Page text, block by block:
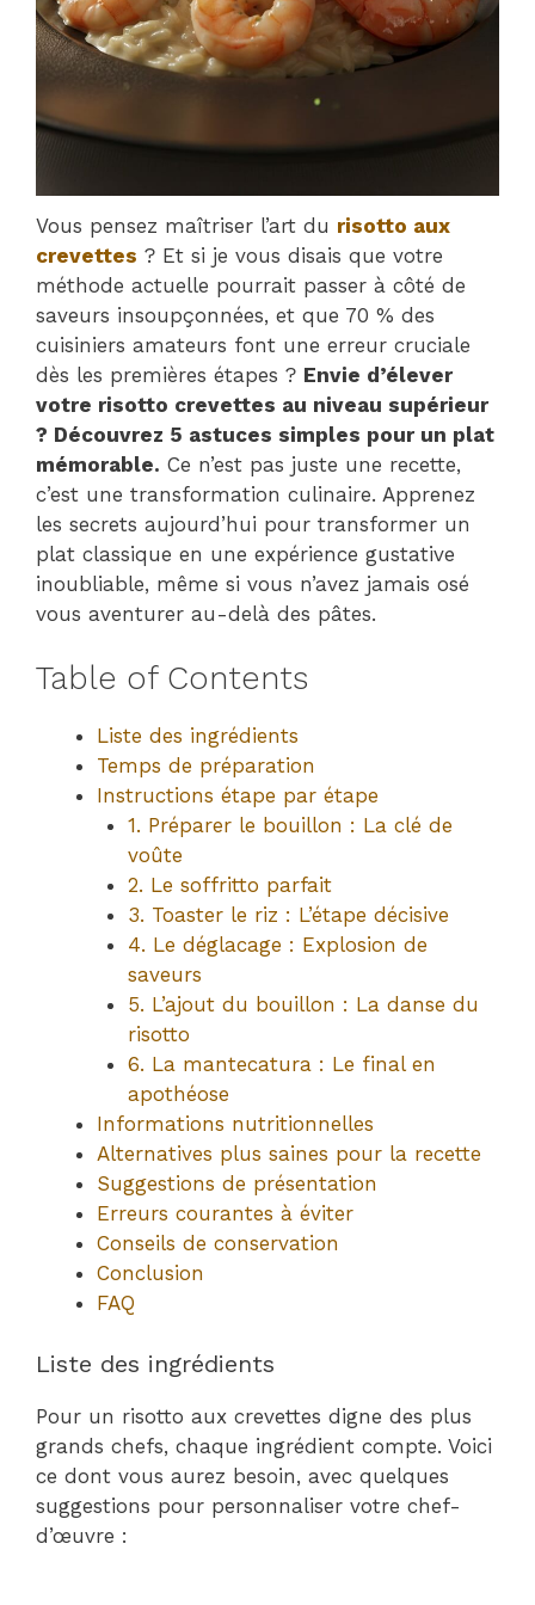
Vous pensez maîtriser l’art du risotto aux
crevettes ? Et si je vous disais que votre
méthode actuelle pourrait passer à côté de
saveurs insoupçonnées, et que 70 % des
cuisiniers amateurs font une erreur cruciale
dès les premières étapes ? Envie d’élever
votre risotto crevettes au niveau supérieur
? Découvrez 5 astuces simples pour un plat
mémorable. Ce n’est pas juste une recette,
c’est une transformation culinaire. Apprenez
les secrets aujourd’hui pour transformer un
plat classique en une expérience gustative
inoubliable, même si vous n’avez jamais osé
vous aventurer au-delà des pâtes.
Table of Contents
Liste des ingrédients
Temps de préparation
Instructions étape par étape
1. Préparer le bouillon : La clé de
voûte
2. Le soffritto parfait
3. Toaster le riz : L’étape décisive
4. Le déglacage : Explosion de
saveurs
5. L’ajout du bouillon : La danse du
risotto
6. La mantecatura : Le final en
apothéose
Informations nutritionnelles
Alternatives plus saines pour la recette
Suggestions de présentation
Erreurs courantes à éviter
Conseils de conservation
Conclusion
FAQ
Liste des ingrédients
Pour un risotto aux crevettes digne des plus
grands chefs, chaque ingrédient compte. Voici
ce dont vous aurez besoin, avec quelques
suggestions pour personnaliser votre chef-
d’œuvre :